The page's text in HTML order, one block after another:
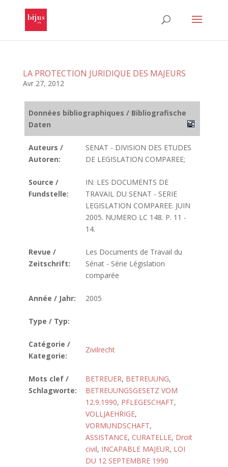
LA PROTECTION JURIDIQUE DES MAJEURS
Avr 27, 2012
Données bibliographiques / Bibliografische
Daten
Auteurs /
Autoren:
SENAT - DIVISION DES ETUDES
DE LEGISLATION COMPAREE;
Source /
Fundstelle:
IN: LES DOCUMENTS DE
TRAVAIL DU SENAT - SERIE
LEGISLATION COMPAREE. JUIN
2005. NUMERO LC 148. P. 11 -
14.
Revue /
Zeitschrift:
Les Documents de Travail du
Sénat - Série Législation
comparée
Année / Jahr: 2005
Type / Typ:
Catégorie /
Kategorie:
Zivilrecht
Mots clef /
Schlagworte:
BETREUER, BETREUUNG,
BETREUUNGSGESETZ VOM
12.9.1990, PFLEGESCHAFT,
VOLLJAEHRIGE,
VORMUNDSCHAFT,
ASSISTANCE, CURATELLE, Droit
civil, INCAPABLE MAJEUR, LOI
DU 12 SEPTEMBRE 1990